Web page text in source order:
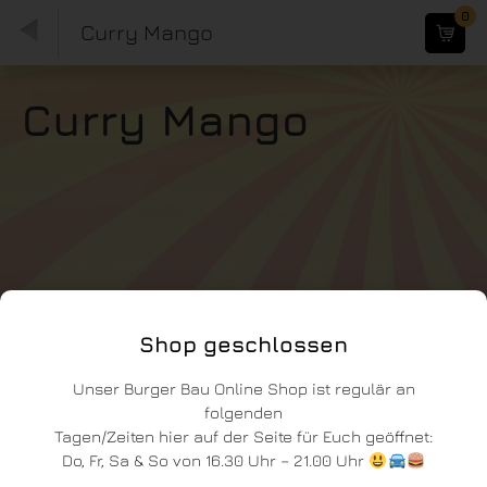
Curry Mango
0
Curry Mango
Shop geschlossen
Unser Burger Bau Online Shop ist regulär an
folgenden
Tagen/Zeiten hier auf der Seite für Euch geöffnet:
Do, Fr, Sa & So von 16.30 Uhr – 21.00 Uhr